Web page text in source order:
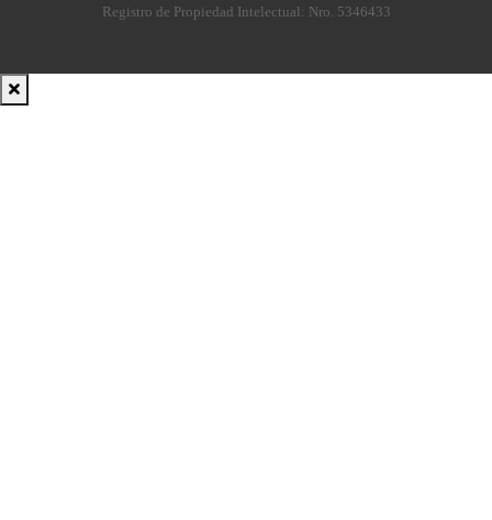
Registro de Propiedad Intelectual: Nro. 5346433